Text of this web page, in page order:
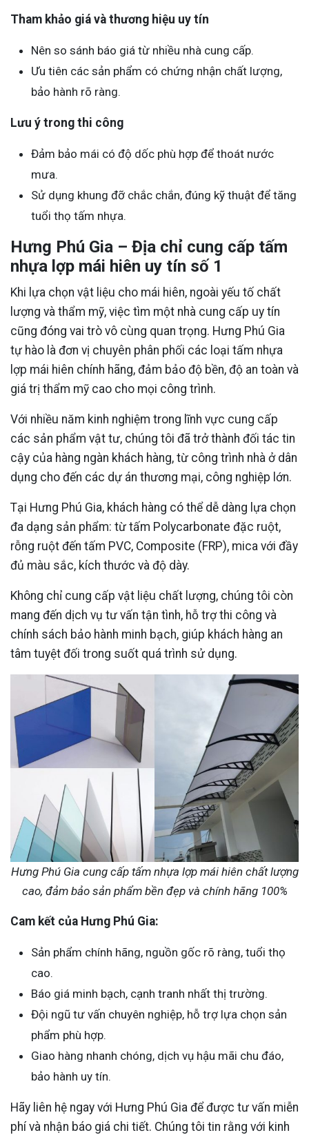
Tham khảo giá và thương hiệu uy tín
Nên so sánh báo giá từ nhiều nhà cung cấp.
Ưu tiên các sản phẩm có chứng nhận chất lượng,
bảo hành rõ ràng.
Lưu ý trong thi công
Đảm bảo mái có độ dốc phù hợp để thoát nước
mưa.
Sử dụng khung đỡ chắc chắn, đúng kỹ thuật để tăng
tuổi thọ tấm nhựa.
Hưng Phú Gia – Địa chỉ cung cấp tấm
nhựa lợp mái hiên uy tín số 1
Khi lựa chọn vật liệu cho mái hiên, ngoài yếu tố chất
lượng và thẩm mỹ, việc tìm một nhà cung cấp uy tín
cũng đóng vai trò vô cùng quan trọng. Hưng Phú Gia
tự hào là đơn vị chuyên phân phối các loại tấm nhựa
lợp mái hiên chính hãng, đảm bảo độ bền, độ an toàn và
giá trị thẩm mỹ cao cho mọi công trình.
Với nhiều năm kinh nghiệm trong lĩnh vực cung cấp
các sản phẩm vật tư, chúng tôi đã trở thành đối tác tin
cậy của hàng ngàn khách hàng, từ công trình nhà ở dân
dụng cho đến các dự án thương mại, công nghiệp lớn.
Tại Hưng Phú Gia, khách hàng có thể dễ dàng lựa chọn
đa dạng sản phẩm: từ tấm Polycarbonate đặc ruột,
rỗng ruột đến tấm PVC, Composite (FRP), mica với đầy
đủ màu sắc, kích thước và độ dày.
Không chỉ cung cấp vật liệu chất lượng, chúng tôi còn
mang đến dịch vụ tư vấn tận tình, hỗ trợ thi công và
chính sách bảo hành minh bạch, giúp khách hàng an
tâm tuyệt đối trong suốt quá trình sử dụng.
Hưng Phú Gia cung cấp tấm nhựa lợp mái hiên chất lượng
cao, đảm bảo sản phẩm bền đẹp và chính hãng 100%
Cam kết của Hưng Phú Gia:
Sản phẩm chính hãng, nguồn gốc rõ ràng, tuổi thọ
cao.
Báo giá minh bạch, cạnh tranh nhất thị trường.
Đội ngũ tư vấn chuyên nghiệp, hỗ trợ lựa chọn sản
phẩm phù hợp.
Giao hàng nhanh chóng, dịch vụ hậu mãi chu đáo,
bảo hành uy tín.
Hãy liên hệ ngay với Hưng Phú Gia để được tư vấn miễn
phí và nhận báo giá chi tiết. Chúng tôi tin rằng với kinh